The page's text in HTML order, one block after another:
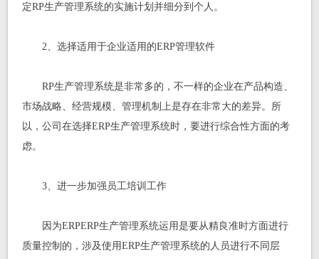
定RP生产管理系统的实施计划并细分到个人。
2、选择适用于企业适用的ERP管理软件
RP生产管理系统是非常多的，不一样的企业在产品构造、
市场战略、经营规模、管理机制上是存在非常大的差异。所
以，公司在选择ERP生产管理系统时，要进行综合性方面的考
虑。
3、进一步加强员工培训工作
因为ERPERP生产管理系统运用是要从精良准时方面进行
质量控制的，涉及使用ERP生产管理系统的人员进行不同层